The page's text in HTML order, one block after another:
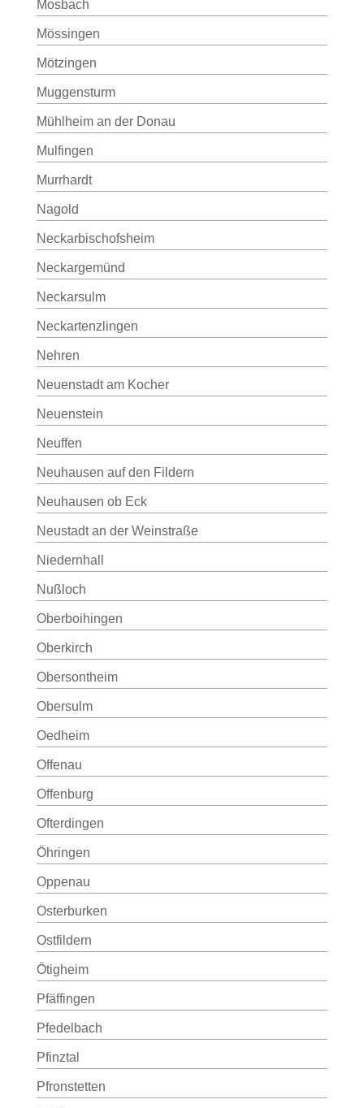
Mosbach
Mössingen
Mötzingen
Muggensturm
Mühlheim an der Donau
Mulfingen
Murrhardt
Nagold
Neckarbischofsheim
Neckargemünd
Neckarsulm
Neckartenzlingen
Nehren
Neuenstadt am Kocher
Neuenstein
Neuffen
Neuhausen auf den Fildern
Neuhausen ob Eck
Neustadt an der Weinstraße
Niedernhall
Nußloch
Oberboihingen
Oberkirch
Obersontheim
Obersulm
Oedheim
Offenau
Offenburg
Ofterdingen
Öhringen
Oppenau
Osterburken
Ostfildern
Ötigheim
Pfäffingen
Pfedelbach
Pfinztal
Pfronstetten